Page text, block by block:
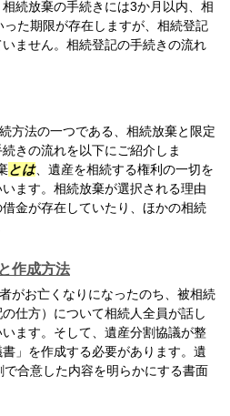
続放棄の手続きには3か月以内、相
た期限が存在しますが、相続登記
ません。相続登記の手続きの流れ
方法の一つである、相続放棄と限定
きの流れを以下にご紹介しま
とは、遺産を相続する権利の一切を
ます。相続放棄が選択される理由
金が存在していたり、ほかの相続
作成方法
がお亡くなりになったのち、被相続
仕方）について相続人全員が話し
ます。そして、遺産分割協議が整
」を作成する必要があります。遺
で合意した内容を明らかにする書面